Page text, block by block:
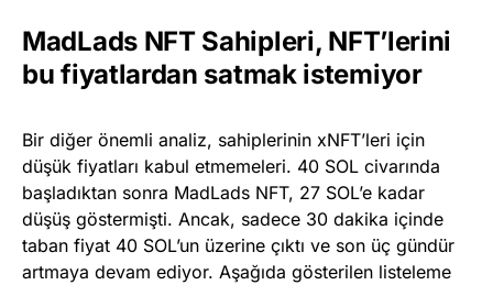
MadLads NFT Sahipleri, NFT’lerini
bu fiyatlardan satmak istemiyor
Bir diğer önemli analiz, sahiplerinin xNFT’leri için
düşük fiyatları kabul etmemeleri. 40 SOL civarında
başladıktan sonra MadLads NFT, 27 SOL’e kadar
düşüş göstermişti. Ancak, sadece 30 dakika içinde
taban fiyat 40 SOL’un üzerine çıktı ve son üç gündür
artmaya devam ediyor. Aşağıda gösterilen listeleme